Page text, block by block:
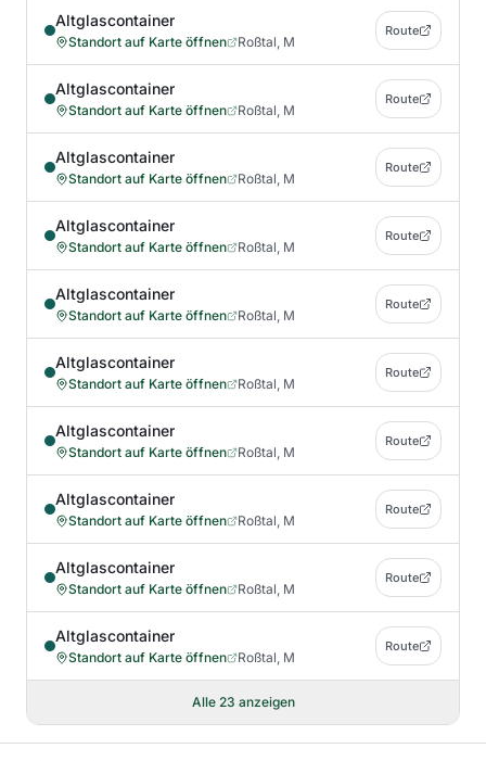
Altglascontainer
Standort auf Karte öffnen Roßtal, M
Route
Altglascontainer
Standort auf Karte öffnen Roßtal, M
Route
Altglascontainer
Standort auf Karte öffnen Roßtal, M
Route
Altglascontainer
Standort auf Karte öffnen Roßtal, M
Route
Altglascontainer
Standort auf Karte öffnen Roßtal, M
Route
Altglascontainer
Standort auf Karte öffnen Roßtal, M
Route
Altglascontainer
Standort auf Karte öffnen Roßtal, M
Route
Altglascontainer
Standort auf Karte öffnen Roßtal, M
Route
Altglascontainer
Standort auf Karte öffnen Roßtal, M
Route
Altglascontainer
Standort auf Karte öffnen Roßtal, M
Route
Alle 23 anzeigen